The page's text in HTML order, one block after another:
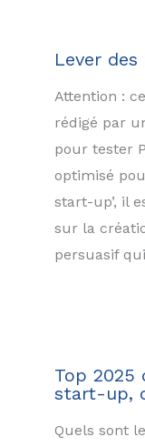
Lever
Attention :
rédigé par
pour tester
optimisé
start-up’, il
sur la
persuasif
Top 2025
start-up,
Quels sont